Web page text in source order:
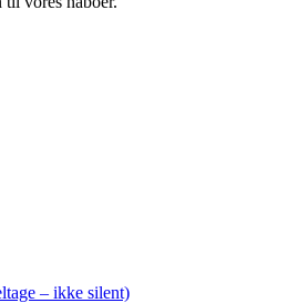
– ikke silent)